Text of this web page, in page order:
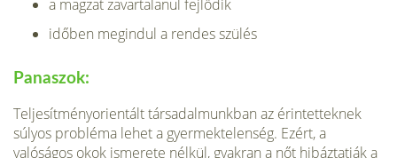
a magzat zavartalanul fejlődik
időben megindul a rendes szülés
Panaszok:
Teljesítményorientált társadalmunkban az érintetteknek
súlyos probléma lehet a gyermektelenség. Ezért, a
valóságos okok ismerete nélkül, gyakran a nőt hi­báztatják a